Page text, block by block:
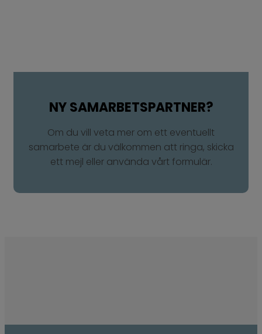
NY SAMARBETSPARTNER?​
Om du vill veta mer om ett eventuellt
samarbete är du välkommen att ringa, skicka
ett mejl eller använda vårt formulär.